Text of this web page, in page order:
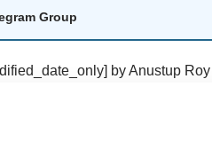
Group
byAnustup